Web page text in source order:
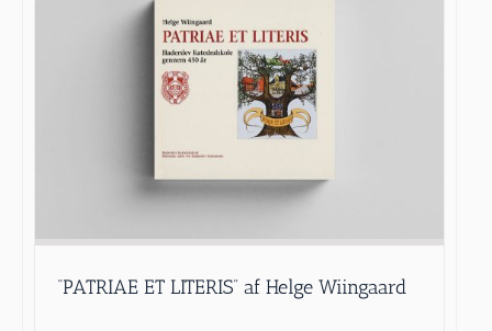
“PATRIAE ET LITERIS” af Helge Wiingaard